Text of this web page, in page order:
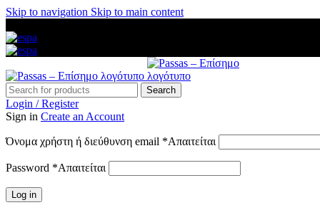
Skip to navigation Skip to main content
Search
Login / Register
Sign in Create an Account
Όνομα χρήστη ή διεύθυνση email *Απαιτείται
Password *Απαιτείται
Log in